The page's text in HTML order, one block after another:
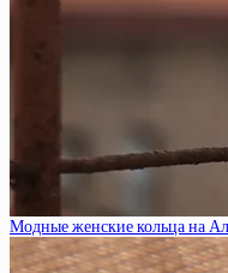
Модные женские кольца на